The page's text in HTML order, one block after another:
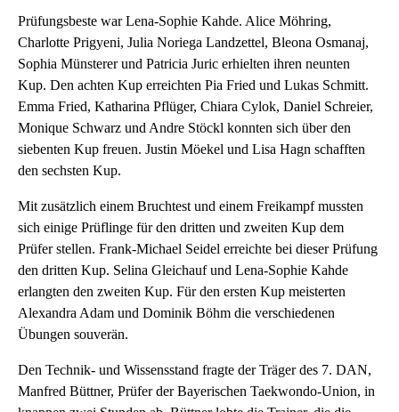
Prüfungsbeste war Lena-Sophie Kahde. Alice Möhring,
Charlotte Prigyeni, Julia Noriega Landzettel, Bleona Osmanaj,
Sophia Münsterer und Patricia Juric erhielten ihren neunten
Kup. Den achten Kup erreichten Pia Fried und Lukas Schmitt.
Emma Fried, Katharina Pflüger, Chiara Cylok, Daniel Schreier,
Monique Schwarz und Andre Stöckl konnten sich über den
siebenten Kup freuen. Justin Möekel und Lisa Hagn schafften
den sechsten Kup.
Mit zusätzlich einem Bruchtest und einem Freikampf mussten
sich einige Prüflinge für den dritten und zweiten Kup dem
Prüfer stellen. Frank-Michael Seidel erreichte bei dieser Prüfung
den dritten Kup. Selina Gleichauf und Lena-Sophie Kahde
erlangten den zweiten Kup. Für den ersten Kup meisterten
Alexandra Adam und Dominik Böhm die verschiedenen
Übungen souverän.
Den Technik- und Wissensstand fragte der Träger des 7. DAN,
Manfred Büttner, Prüfer der Bayerischen Taekwondo-Union, in